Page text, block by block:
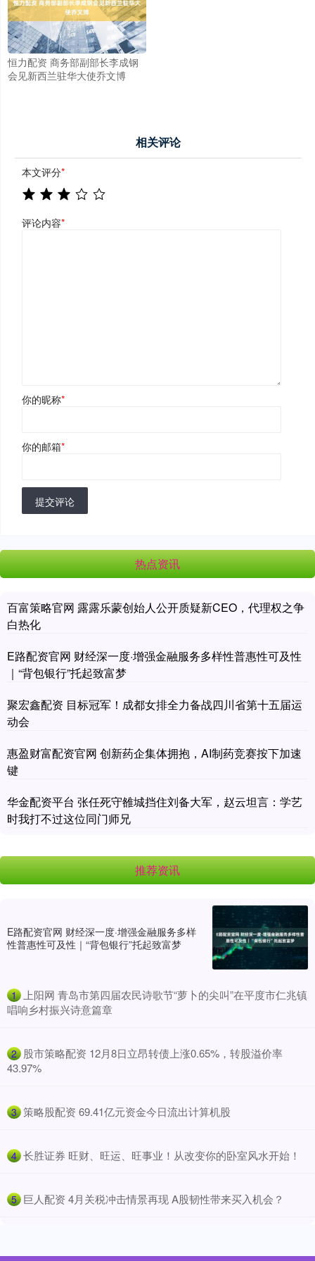
恒力配资 商务部副部长李成钢
会见新西兰驻华大使乔文博
相关评论
本文评分*
评论内容*
你的昵称*
你的邮箱*
提交评论
热点资讯
百富策略官网 露露乐蒙创始人公开质疑新CEO，代理权之争
白热化
E路配资官网 财经深一度·增强金融服务多样性普惠性可及性
｜“背包银行”托起致富梦
聚宏鑫配资 目标冠军！成都女排全力备战四川省第十五届运
动会
惠盈财富配资官网 创新药企集体拥抱，AI制药竞赛按下加速
键
华金配资平台 张任死守雒城挡住刘备大军，赵云坦言：学艺
时我打不过这位同门师兄
推荐资讯
E路配资官网 财经深一度·增强金融服务多样
性普惠性可及性｜“背包银行”托起致富梦
1
​上阳网 青岛市第四届农民诗歌节“萝卜的尖叫”在平度市仁兆镇
唱响乡村振兴诗意篇章
2 ​股市策略配资 12月8日立昂转债上涨0.65%，转股溢价率
43.97%
3 ​策略股配资 69.41亿元资金今日流出计算机股
4 ​长胜证券 旺财、旺运、旺事业！从改变你的卧室风水开始！
5 ​巨人配资 4月关税冲击情景再现 A股韧性带来买入机会？